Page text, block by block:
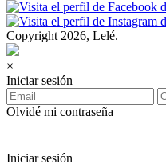
Copyright 2026, Lelé.
×
Iniciar sesión
Olvidé mi contraseña
Iniciar sesión